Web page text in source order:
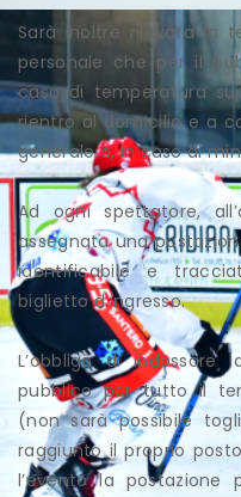
Sarà inoltre rilevata la
personale che per il
caso di temperatura
rientro al domicilio e a
generale o, in caso di
Ad ogni spettatore,
assegnata una
identificabile e
biglietto d’ingresso.
L’obbligo di
pubblico per tutto il
(non sarà possibile
raggiunto il proprio
l’evento la postazione